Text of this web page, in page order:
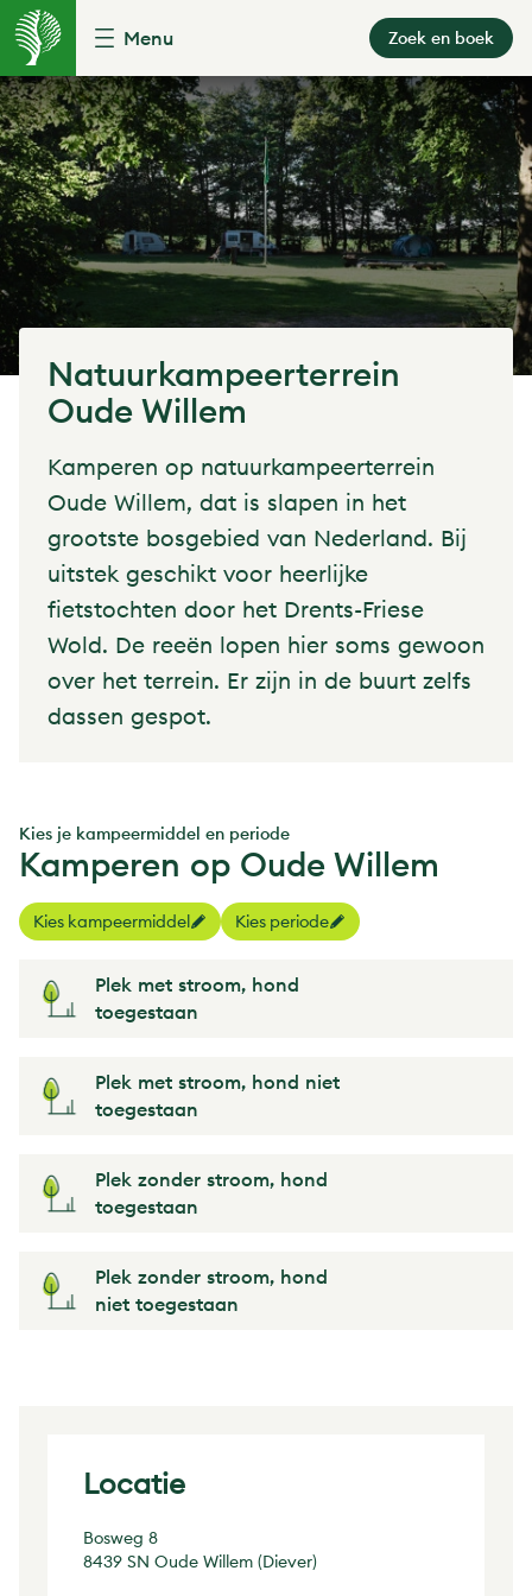
Menu Zoek en boek
Natuurkampeerterrein
Oude Willem
Kamperen op natuurkampeerterrein
Oude Willem, dat is slapen in het
grootste bosgebied van Nederland. Bij
uitstek geschikt voor heerlijke
fietstochten door het Drents-Friese
Wold. De reeën lopen hier soms gewoon
over het terrein. Er zijn in de buurt zelfs
dassen gespot.
Kies je kampeermiddel en periode
Kamperen op Oude Willem
Kies kampeermiddel Kies periode
Plek met stroom, hond
toegestaan
Plek met stroom, hond niet
toegestaan
Plek zonder stroom, hond
toegestaan
Plek zonder stroom, hond
niet toegestaan
Locatie
Bosweg 8
8439 SN Oude Willem (Diever)